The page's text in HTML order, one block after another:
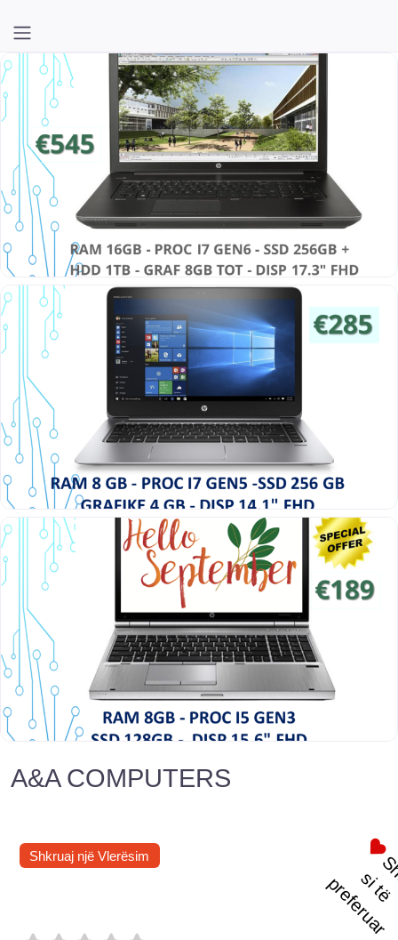
A&A COMPUTERS
t
s
i
p
r
Shkruaj një Vlerësim